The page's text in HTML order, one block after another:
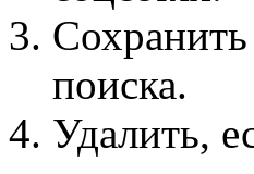
поиска.
Удалить,